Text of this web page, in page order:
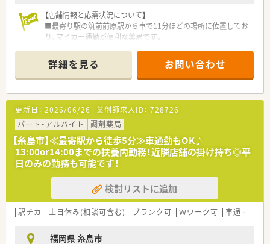
心となります。
■調剤室は広くはありませんが、常に皆さん業務分担しながら作
業をされているため、業務はスムーズです。
＜ワークライフバランスを推進＞
員(S1)はみなし残業を超える事はありません。
在宅で想定される臨時処方や急な在宅訪問に対応する『臨時処方
専任薬剤師』を配置しているので、 大幅な残業が発生することは
ありません。
■年間休日は117日＋1日(バースデー休暇)で終日休みの日数と
なります。月によっては半休の組み合わせ等もシフトに組み込
めるのでプライベートと両立が可能です。
■店舗異動に関しては、基本転居を伴わない異動となります。九
州エリアから関東エリアへなど転居を伴う異動がないため、地域
に根付いた勤務が可能です。
■在宅業務専用システムを自社開発しており、現場の薬剤師の意
見を集約して作っているので業務負荷軽減につながっておりま
【店舗情報と応需状況について】
■最寄り駅の筑前前原駅から車で11分ほどの場所に位置してお
り、マイカー通勤が便利な薬局です。
を中心に1日40～50枚の処方箋を応需します。
■近隣店舗とのヘルプ体制が充実しています。
【募集背景と求める人物像について】
■今回の募集は欠員補充が目的となっており、即戦力としてご活
躍いただける経験者の方を求めています。
■小児科や整形外科といった特定の領域において、専門性を高め
たいという意欲のある方を歓迎します。
■患者様一人ひとりに丁寧に向き合い、親切な服薬指導を実践し
ていただける方をお待ちしております。
【法人特徴について】
■福岡市内およびその近郊エリアに限定して、4店舗の調剤薬局
を運営している地域密着型の企業です。
■「親切」「安心」「満足」を基本方針として掲げており、患者様本
■今後の診療報酬改定を見据えながら、在宅医療やジェネリック
詳細を見る お問い合わせ
更新日： 2026/06/26 薬剤師求人ID： 728726
パート・アルバイト
調剤薬局
【糸島市】≪最寄駅から徒歩5分≫車通勤もOK♪
13:00or14:00までの扶養内勤務！近隣店舗の掛け持ち◎平
日のみの勤務も可能です！
検討リストに追加
駅チカ 土日休み(相談可含む) ブランク可 Ｗワーク可 車通勤可
福岡県 糸島市